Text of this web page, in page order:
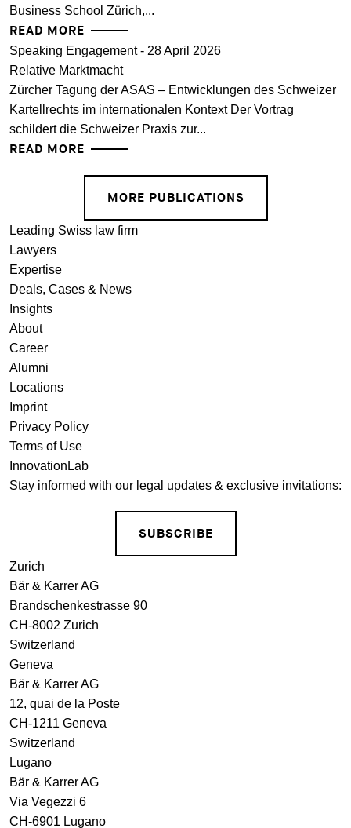
Business School Zürich,...
READ MORE
Speaking Engagement - 28 April 2026
Relative Marktmacht
Zürcher Tagung der ASAS – Entwicklungen des Schweizer
Kartellrechts im internationalen Kontext Der Vortrag
schildert die Schweizer Praxis zur...
READ MORE
MORE PUBLICATIONS
Leading Swiss law firm
Lawyers
Expertise
Deals, Cases & News
Insights
About
Career
Alumni
Locations
Imprint
Privacy Policy
Terms of Use
InnovationLab
Stay informed with our legal updates & exclusive invitations:
SUBSCRIBE
Zurich
Bär & Karrer AG
Brandschenkestrasse 90
CH-8002 Zurich
Switzerland
Geneva
Bär & Karrer AG
12, quai de la Poste
CH-1211 Geneva
Switzerland
Lugano
Bär & Karrer AG
Via Vegezzi 6
CH-6901 Lugano